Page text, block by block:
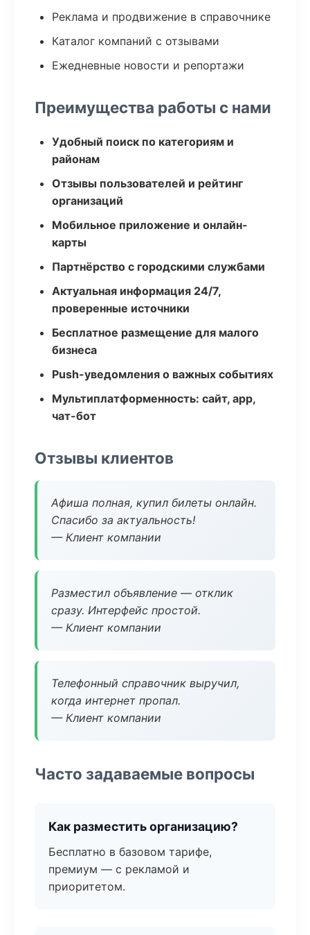
Реклама и продвижение в справочнике
Каталог компаний с отзывами
Ежедневные новости и репортажи
Преимущества работы с нами
Удобный поиск по категориям и
районам
Отзывы пользователей и рейтинг
организаций
Мобильное приложение и онлайн-
карты
Партнёрство с городскими службами
Актуальная информация 24/7,
проверенные источники
Бесплатное размещение для малого
бизнеса
Push-уведомления о важных событиях
Мультиплатформенность: сайт, app,
чат-бот
Отзывы клиентов
Афиша полная, купил билеты онлайн.
Спасибо за актуальность!
— Клиент компании
Разместил объявление — отклик
сразу. Интерфейс простой.
— Клиент компании
Телефонный справочник выручил,
когда интернет пропал.
— Клиент компании
Часто задаваемые вопросы
Как разместить организацию?
Бесплатно в базовом тарифе,
премиум — с рекламой и
приоритетом.